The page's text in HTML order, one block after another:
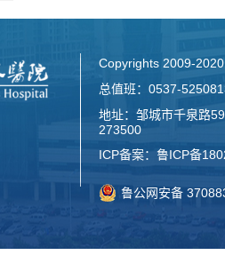
Copyrights 2009-
总值班：0537-
地址：邹城市千泉路
273500
ICP备案： 鲁ICP备
鲁公网安备